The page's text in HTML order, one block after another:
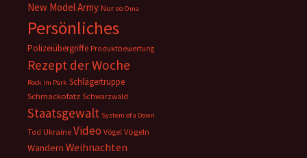
New Model Army Nur so Oma
Persönliches
Polizeiübergriffe Produktbewertung
Rezept der Woche
Rock im Park Schlägertruppe
Schmackofatz Schwarzwald
Staatsgewalt System of a Down
Tod Ukraine Video Vögel Vögeln
Wandern Weihnachten